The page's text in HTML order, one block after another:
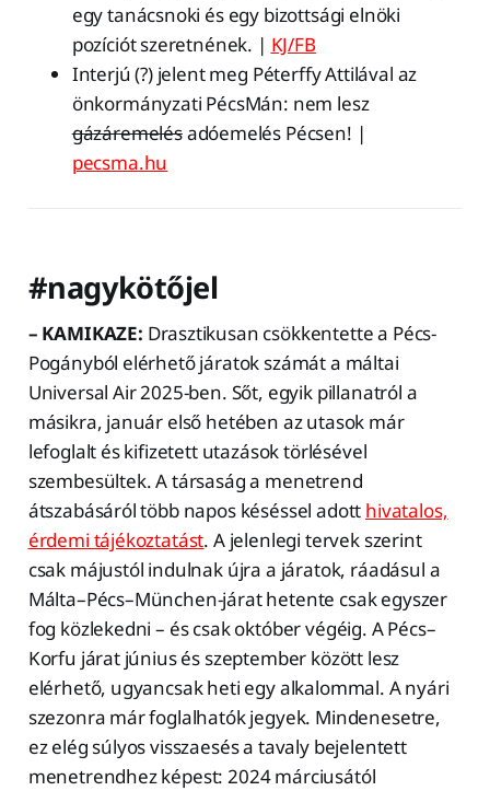
egy tanácsnoki és egy bizottsági elnöki
pozíciót szeretnének. | KJ/FB
Interjú (?) jelent meg Péterffy Attilával az
önkormányzati PécsMán: nem lesz
gázáremelésadóemelés Pécsen! |
pecsma.hu
#nagykötőjel
– KAMIKAZE: Drasztikusan csökkentette a Pécs-
Pogányból elérhető járatok számát a máltai
Universal Air 2025-ben. Sőt, egyik pillanatról a
másikra, január első hetében az utasok már
lefoglalt és kifizetett utazások törlésével
szembesültek. A társaság a menetrend
átszabásáról több napos késéssel adott hivatalos,
érdemi tájékoztatást. A jelenlegi tervek szerint
csak májustól indulnak újra a járatok, ráadásul a
Málta–Pécs–München-járat hetente csak egyszer
fog közlekedni – és csak október végéig. A Pécs–
Korfu járat június és szeptember között lesz
elérhető, ugyancsak heti egy alkalommal. A nyári
szezonra már foglalhatók jegyek. Mindenesetre,
ez elég súlyos visszaesés a tavaly bejelentett
menetrendhez képest: 2024 márciusától